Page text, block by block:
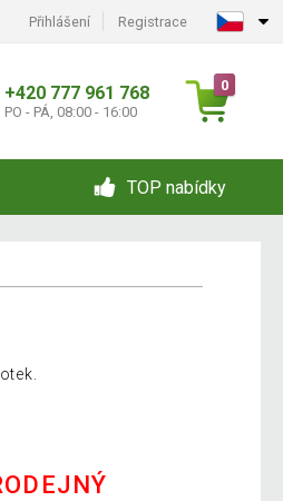
Přihlášení Registrace
+420 777 961 768
PO - PÁ, 08:00 - 16:00
0
TOP nabídky